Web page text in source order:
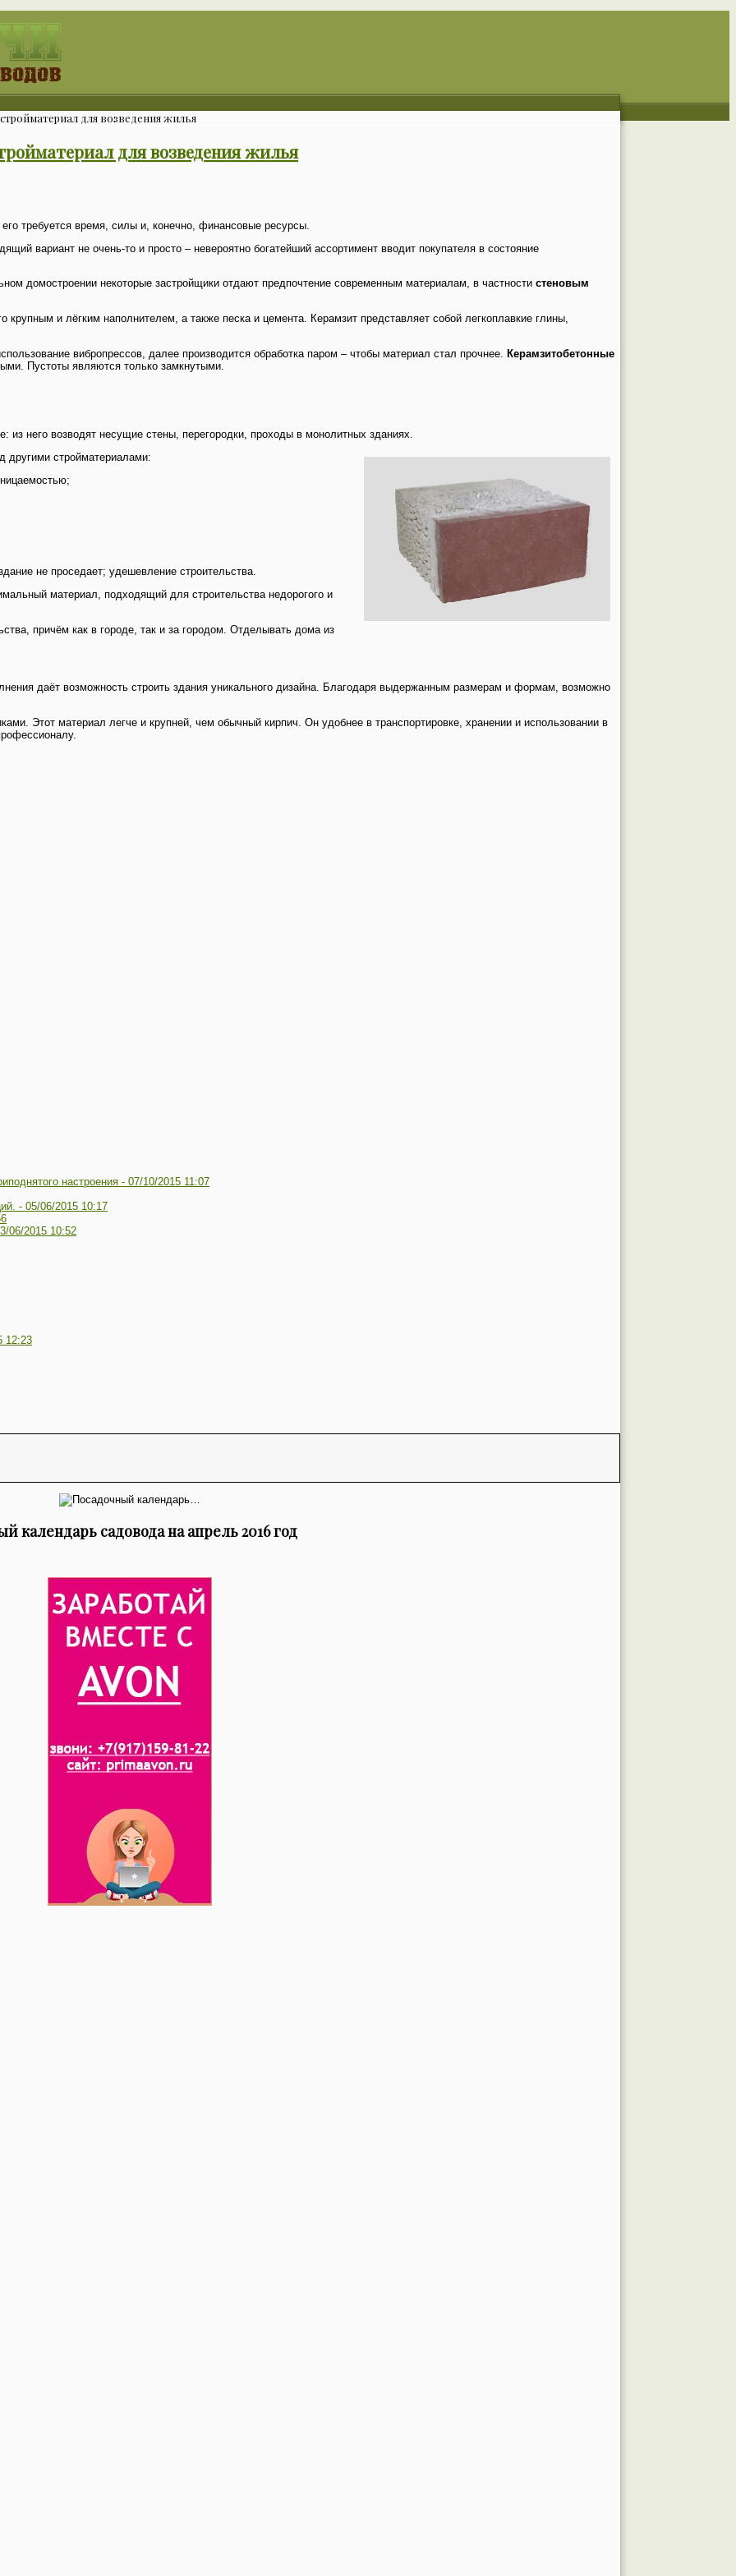
для возведения жилья
для возведения жилья
требуется время, силы и, конечно, финансовые ресурсы.
вариант не очень-то и просто – невероятно богатейший ассортимент вводит покупателя в состояние
домостроении некоторые застройщики отдают предпочтение современным материалам, в частности стеновым
крупным и лёгким наполнителем, а также песка и цемента. Керамзит представляет собой легкоплавкие глины,
вибропрессов, далее производится обработка паром – чтобы материал стал прочнее. Керамзитобетонные
Пустоты являются только замкнутыми.
из него возводят несущие стены, перегородки, проходы в монолитных зданиях.
другими стройматериалами:
не проседает; удешевление строительства.
материал, подходящий для строительства недорогого и
причём как в городе, так и за городом. Отделывать дома из
даёт возможность строить здания уникального дизайна. Благодаря выдержанным размерам и формам, возможно
Этот материал легче и крупней, чем обычный кирпич. Он удобнее в транспортировке, хранении и использовании в
настроения - 07/10/2015 11:07
- 05/06/2015 10:17
06/2015 10:52
12:23
календарь садовода на апрель 2016 год